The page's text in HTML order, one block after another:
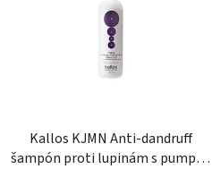
Kallos KJMN Anti-dandruff
šampón proti lupinám s pumpou